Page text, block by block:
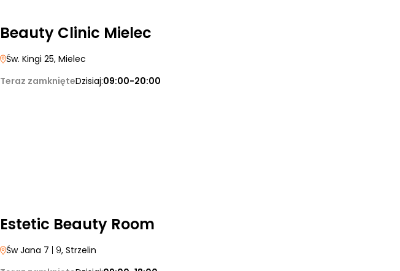
Beauty Clinic Mielec
Św. Kingi 25, Mielec
Teraz zamknięteDzisiaj:09:00-20:00
Estetic Beauty Room
Św Jana 7 | 9, Strzelin